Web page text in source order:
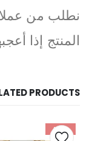
نطلب من
المنتج إذا
PRODUCTS
-46%